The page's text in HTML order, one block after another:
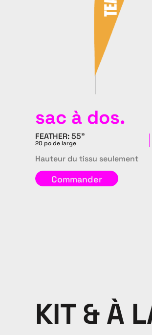
sac à dos.
FEATHER: 55"
20 po de large
Hauteur du tissu seulement
Commander
KIT & À